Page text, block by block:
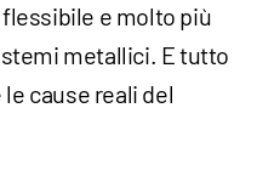
e molto più
metallici. E tutto
cause reali del